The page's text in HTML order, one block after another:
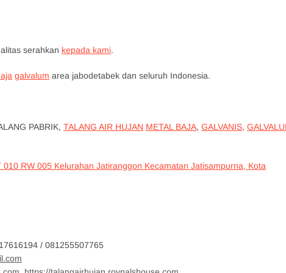
serahkan kepada kami.
galvalum area jabodetabek dan seluruh Indonesia.
PABRIK, TALANG AIR HUJAN METAL BAJA, GALVANIS,
RW 005 Kelurahan Jatiranggon Kecamatan Jatisampurna, Kota
/ 081255507765